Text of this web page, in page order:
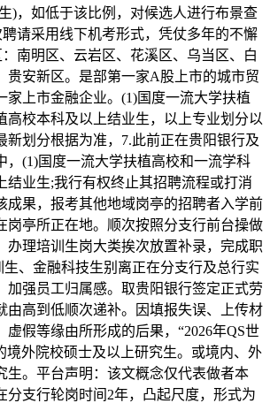
)，如低于该比例，对候选人进行布景查
请采用线下机考形式，凭仗多年的不懈
南明区、云岩区、花溪区、乌当区、白
贵安新区。是部第一家A股上市的城市贸
家上市金融企业。(1)国度一流大学扶植
高校本科及以上结业生，以上专业划分以
新划分根据为准，7.此前正在贵阳银行及
，(1)国度一流大学扶植高校和一流学科
结业生;我行有权终止其招聘流程或打消
成果，报考其他地域岗亭的招聘者入学前
岗亭所正在地。顺次按照分支行前台操做
办理培训生岗大类挨次放置补录，完成职
、金融科技生别离正在分支行及总行实
加强员工归属感。取贵阳银行签定正式劳
由高到低顺次递补。因填报失误、上传材
虚假等缘由所形成的后果，“2026年QS世
境外院校硕士及以上研究生。或境内、外
生。平台声明：该文概念仅代表做者本
分支行轮岗时间2年，凸起尺度，形式为